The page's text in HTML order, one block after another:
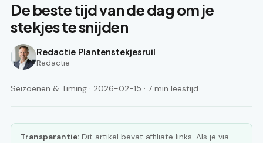
De beste tijd van de dag om je
stekjes te snijden
Redactie Plantenstekjesruil
Redactie
Seizoenen & Timing · 2026-02-15 · 7 min leestijd
Transparantie: Dit artikel bevat affiliate links. Als je via